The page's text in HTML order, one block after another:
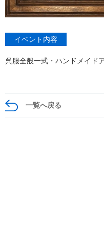
イベント内容
呉服全般一式・ハンドメイド
一覧へ戻る